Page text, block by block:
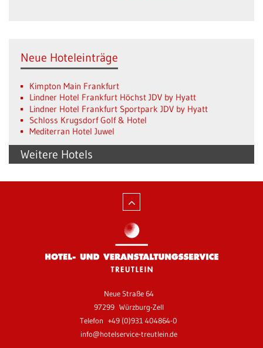
Weitere Hotels
Neue Hoteleinträge
Kimpton Main Frankfurt
Lindner Hotel Frankfurt Höchst JDV by Hyatt
Lindner Hotel Frankfurt Sportpark JDV by Hyatt
Schloss Krugsdorf Golf & Hotel
Mediterran Hotel Juwel
Neue Straße 64
97299 Würzburg-Zell
Telefon +49 (0)931 404864-0
info@hotelservice-treutlein.de